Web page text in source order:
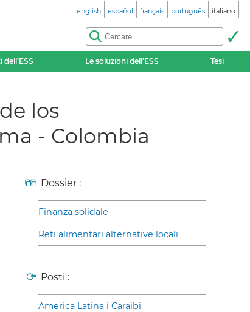
english español français português italiano
dell’ESS Le soluzioni dell’ESS Tesi
los
- Colombia
Dossier :
Finanza solidale
Reti alimentari alternative locali
Posti :
America Latina i Caraibi